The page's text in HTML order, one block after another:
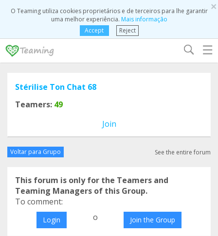
×
O Teaming utiliza cookies proprietários e de terceiros para lhe garantir
uma melhor experiência. Mais informação
Accept
Reject
☰
Stérilise Ton Chat 68
Teamers: 49
Join
Voltar para Grupo See the entire forum
This forum is only for the Teamers and
Teaming Managers of this Group.
To comment:
Login o Join the Group